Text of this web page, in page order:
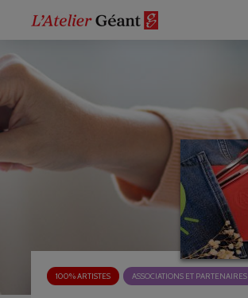
100% ARTISTES ASSOCIATIONS ET PARTENAIRES